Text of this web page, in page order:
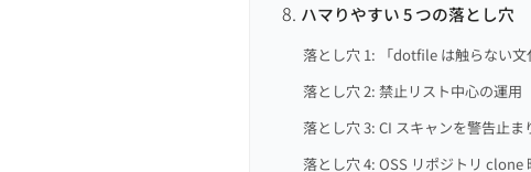
ハマりやすい 5 つの落とし穴
落とし穴 1: 「dotfile は触らない文
落とし穴 2: 禁止リスト中心の運用
落とし穴 3: CI スキャンを警告止ま
落とし穴 4: OSS リポジトリ clone